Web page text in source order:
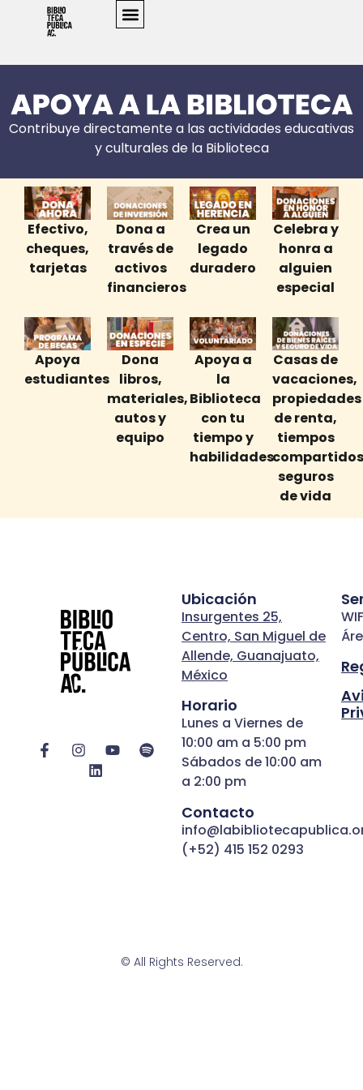
Contribuye directamente a las actividades educativas
y culturales de la Biblioteca
Efectivo,
cheques,
tarjetas
Dona a
través de
activos
financieros
Crea un
legado
duradero
Celebra y
honra a
alguien
especial
Apoya
estudiantes
Dona
libros,
materiales,
autos y
equipo
Apoya a
la
Biblioteca
con tu
tiempo y
habilidades
Casas de
vacaciones,
propiedades
de renta,
tiempos
seguros
de vida
Ubicación
Insurgentes 25,
Centro, San Miguel de
Allende, Guanajuato,
México
Horario
Lunes a Viernes de
10:00 am a 5:00 pm
Sábados de 10:00 am
a 2:00 pm
Contacto
(+52) 415 152 0293
© All Rights Reserved.